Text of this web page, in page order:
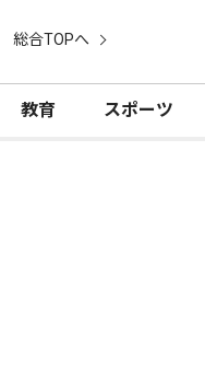
総合TOPへ
教育 スポーツ